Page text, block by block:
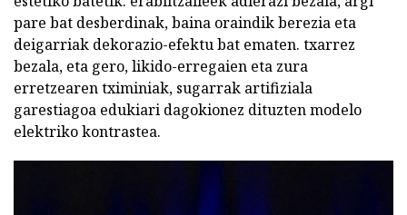
pare bat desberdinak, baina oraindik berezia eta
deigarriak dekorazio-efektu bat ematen. txarrez
bezala, eta gero, likido-erregaien eta zura
erretzearen tximiniak, sugarrak artifiziala
garestiagoa edukiari dagokionez dituzten modelo
elektriko kontrastea.